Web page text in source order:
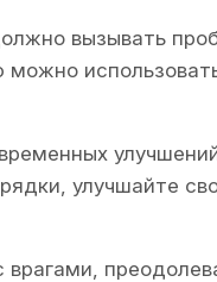
вызывать
улучшайте